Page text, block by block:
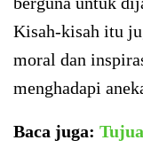
Kisah-kisah itu
moral dan
menghadapi
Baca juga: